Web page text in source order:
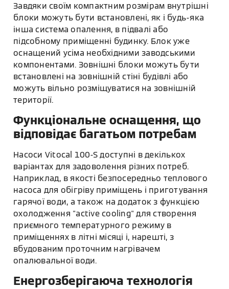
Завдяки своїм компактним розмірам внутрішні
блоки можуть бути встановлені, як і будь-яка
інша система опалення, в підвалі або
підсобному приміщенні будинку. Блок уже
оснащений усіма необхідними заводськими
компонентами. Зовнішні блоки можуть бути
встановлені на зовнішній стіні будівлі або
можуть вільно розміщуватися на зовнішній
території.
Функціональне оснащення, що
відповідає багатьом потребам
Насоси Vitocal 100-S доступні в декількох
варіантах для задоволення різних потреб.
Наприклад, в якості безпосередньо теплового
насоса для обігріву приміщень і приготування
гарячої води, а також на додаток з функцією
охолодження "active cooling" для створення
приємного температурного режиму в
приміщеннях в літні місяці і, нарешті, з
вбудованим проточним нагрівачем
опалювальної води.
Енергозберігаюча технологія